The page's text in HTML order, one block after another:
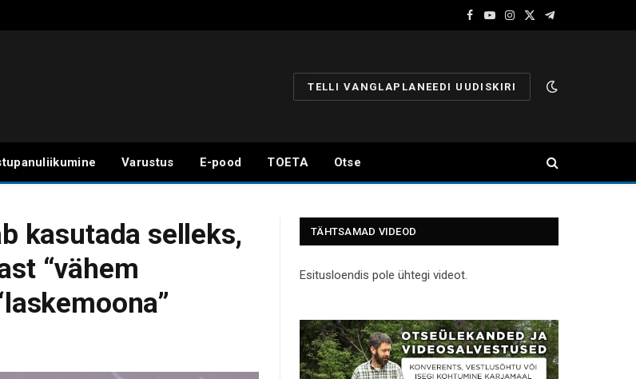
Facebook
YouTube
Instagram
X
Telegram
TELLI VANGLAPLANEEDI UUDISKIRI
Varustus E-pood TOETA Otse
kasutada selleks,
“vähem
TÄHTSAMAD VIDEOD
Esitusloendis pole ühtegi videot.